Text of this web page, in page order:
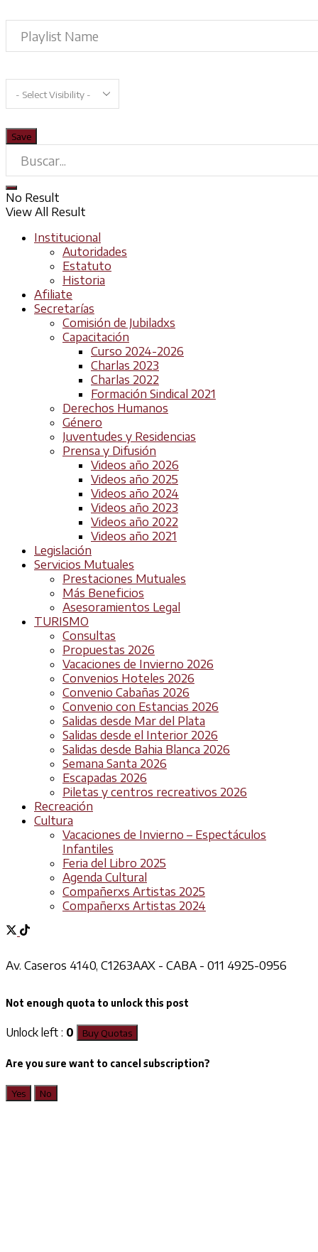
No Result
View All Result
Institucional
Autoridades
Estatuto
Historia
Afiliate
Secretarías
Comisión de Jubiladxs
Capacitación
Curso 2024-2026
Charlas 2023
Charlas 2022
Formación Sindical 2021
Derechos Humanos
Género
Juventudes y Residencias
Prensa y Difusión
Videos año 2026
Videos año 2025
Videos año 2024
Videos año 2023
Videos año 2022
Videos año 2021
Legislación
Servicios Mutuales
Prestaciones Mutuales
Más Beneficios
Asesoramientos Legal
TURISMO
Consultas
Propuestas 2026
Vacaciones de Invierno 2026
Convenios Hoteles 2026
Convenio Cabañas 2026
Convenio con Estancias 2026
Salidas desde Mar del Plata
Salidas desde el Interior 2026
Salidas desde Bahia Blanca 2026
Semana Santa 2026
Escapadas 2026
Piletas y centros recreativos 2026
Recreación
Cultura
Vacaciones de Invierno – Espectáculos
Infantiles
Feria del Libro 2025
Agenda Cultural
Compañerxs Artistas 2025
Compañerxs Artistas 2024
Av. Caseros 4140, C1263AAX - CABA - 011 4925-0956
Not enough quota to unlock this post
Unlock left : 0 Buy Quotas
Are you sure want to cancel subscription?
Yes No